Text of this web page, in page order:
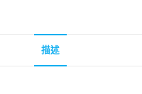
描述